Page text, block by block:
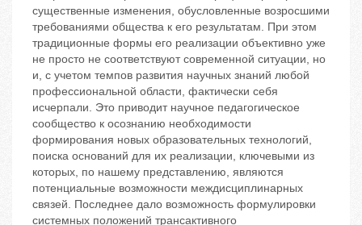
существенные изменения, обусловленные возросшими
требованиями общества к его результатам. При этом
традиционные формы его реализации объективно уже
не просто не соответствуют современной ситуации, но
и, с учетом темпов развития научных знаний любой
профессиональной области, фактически себя
исчерпали. Это приводит научное педагогическое
сообщество к осознанию необходимости
формирования новых образовательных технологий,
поиска оснований для их реализации, ключевыми из
которых, по нашему представлению, являются
потенциальные возможности междисциплинарных
связей. Последнее дало возможность формулировки
системных положений трансактивного